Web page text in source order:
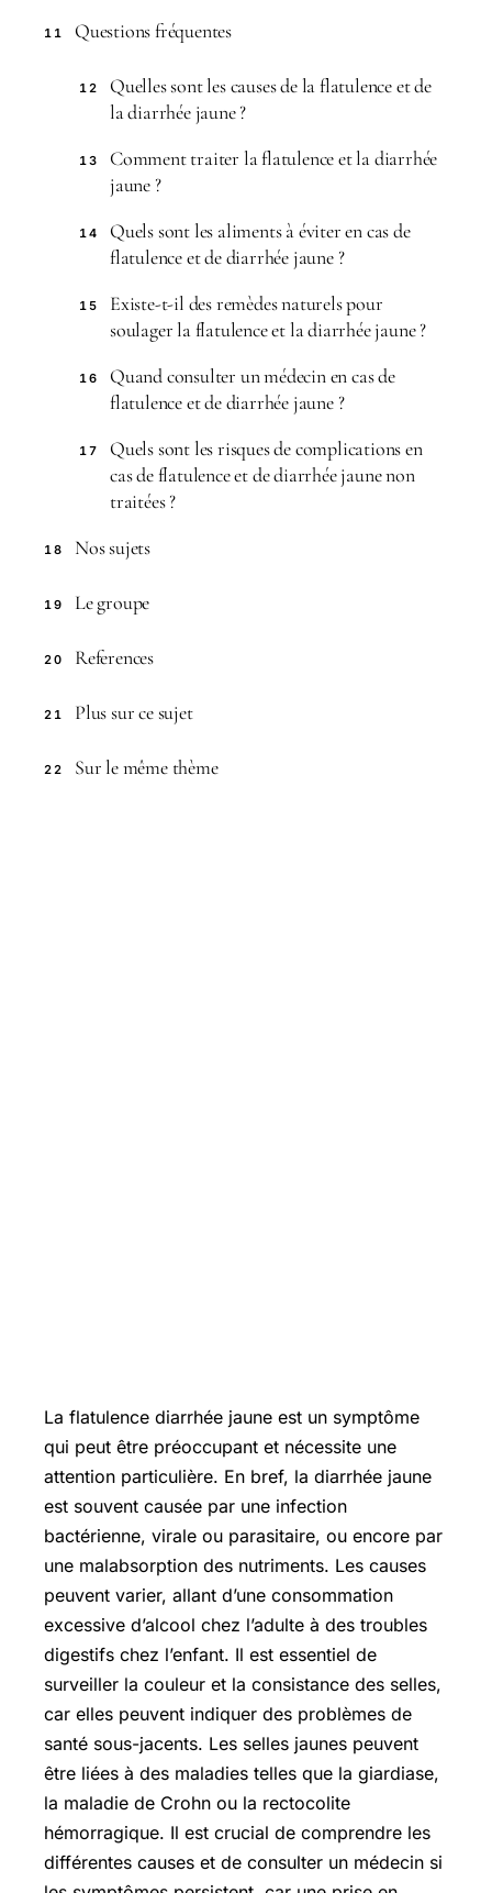
11 Questions fréquentes
12
Quelles sont les causes de la flatulence et de
la diarrhée jaune ?
13
Comment traiter la flatulence et la diarrhée
jaune ?
14
Quels sont les aliments à éviter en cas de
flatulence et de diarrhée jaune ?
15
Existe-t-il des remèdes naturels pour
soulager la flatulence et la diarrhée jaune ?
16
Quand consulter un médecin en cas de
flatulence et de diarrhée jaune ?
17
Quels sont les risques de complications en
cas de flatulence et de diarrhée jaune non
traitées ?
18 Nos sujets
19 Le groupe
20 References
21 Plus sur ce sujet
22 Sur le même thème
La flatulence diarrhée jaune est un symptôme
qui peut être préoccupant et nécessite une
attention particulière. En bref, la diarrhée jaune
est souvent causée par une infection
bactérienne, virale ou parasitaire, ou encore par
une malabsorption des nutriments. Les causes
peuvent varier, allant d’une consommation
excessive d’alcool chez l’adulte à des troubles
digestifs chez l’enfant. Il est essentiel de
surveiller la couleur et la consistance des selles,
car elles peuvent indiquer des problèmes de
santé sous-jacents. Les selles jaunes peuvent
être liées à des maladies telles que la giardiase,
la maladie de Crohn ou la rectocolite
hémorragique. Il est crucial de comprendre les
différentes causes et de consulter un médecin si